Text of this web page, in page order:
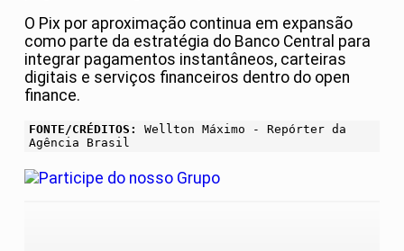
O Pix por aproximação continua em expansão
como parte da estratégia do Banco Central para
integrar pagamentos instantâneos, carteiras
digitais e serviços financeiros dentro do open
finance.
FONTE/CRÉDITOS:
Wellton Máximo - Repórter da
Agência Brasil